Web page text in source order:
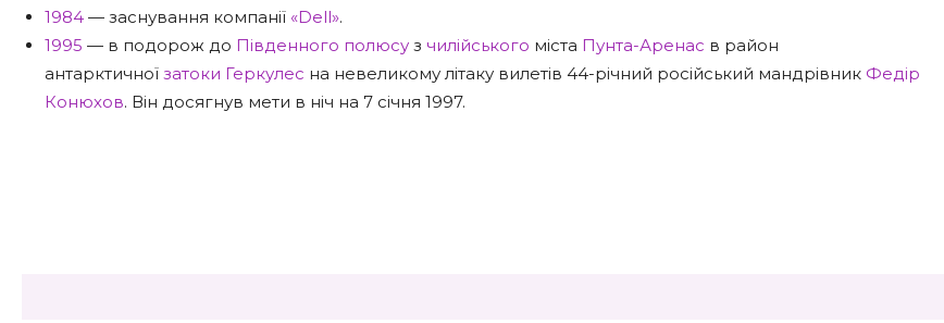
1984 — заснування компанії «Dell».
1995 — в подорож до Південного полюсу з чилійського міста Пунта-Аренас в район
антарктичної затоки Геркулес на невеликому літаку вилетів 44-річний російський мандрівник Федір
Конюхов. Він досягнув мети в ніч на 7 січня 1997.